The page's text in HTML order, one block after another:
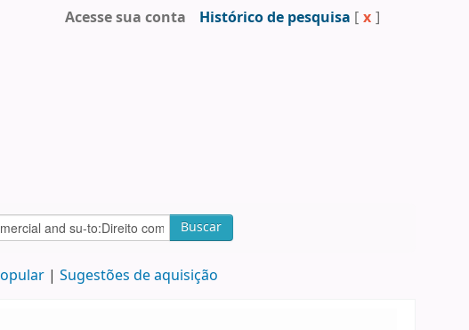
Acesse sua conta Histórico de pesquisa [ x ]
Buscar
Sugestões de aquisição